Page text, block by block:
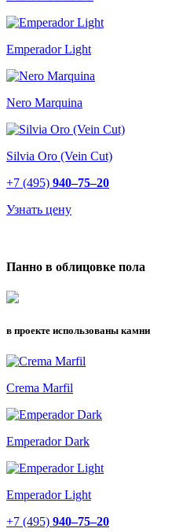
Emperador Light
Nero Marquina
Silvia Oro (Vein Cut)
+7 (495) 940–75–20
Узнать цену
Панно в облицовке пола
в проекте использованы камни
Crema Marfil
Emperador Dark
Emperador Light
+7 (495) 940–75–20